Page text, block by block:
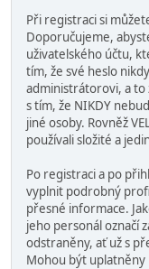
Při registraci si
Doporučujeme,
uživatelského účtu,
tím, že své heslo
administrátorovi, a to
s tím, že NIKDY
jiné osoby. Rovněž
používali složité a
Po registraci a po
vyplnit podrobný
přesné informace.
jeho personál označí
odstraněny, ať už s
Mohou být uplatněny